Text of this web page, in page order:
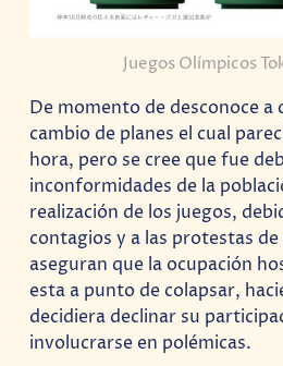
Juegos Olímpicos
De momento de desconoce a
cambio de planes el cual
hora, pero se cree que fue
inconformidades de la
realización de los juegos,
contagios y a las protestas de
aseguran que la ocupación
esta a punto de colapsar,
decidiera declinar su
involucrarse en polémicas.